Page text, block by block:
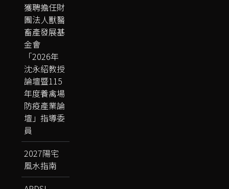
獲聘擔任財
團法人獸醫
畜產發展基
金會
「2026年
沈永紹教授
論壇暨115
年度養禽場
防疫產業論
壇」指導委
員
2027陽宅
風水指南